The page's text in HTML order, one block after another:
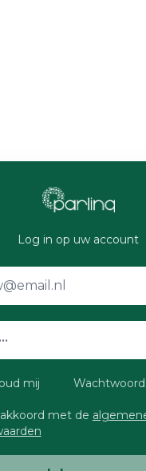
Log in op uw account
mij
met de